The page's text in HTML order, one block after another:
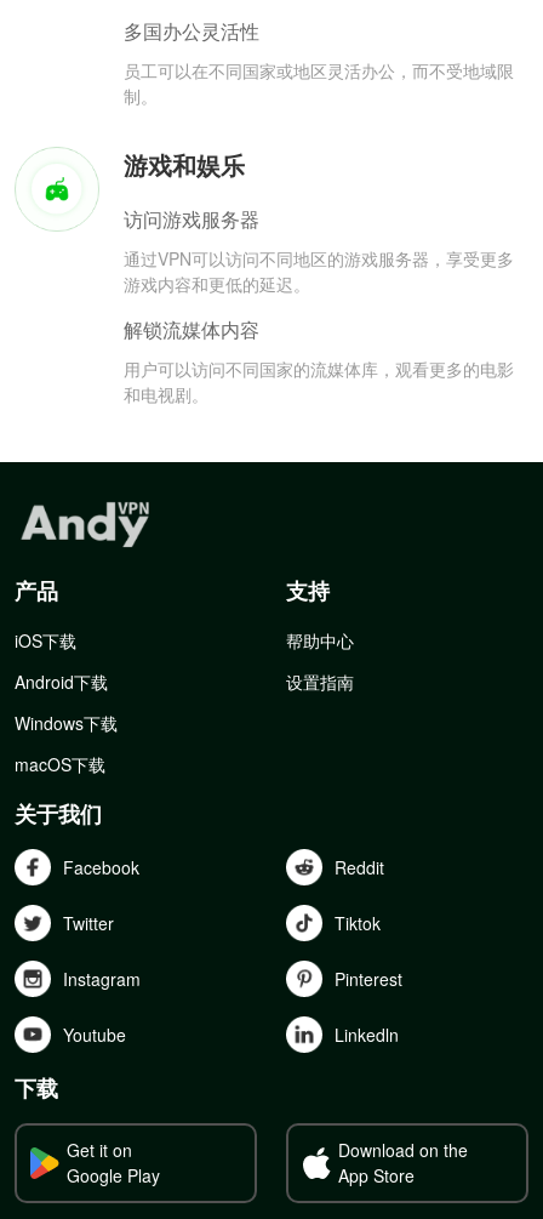
多国办公灵活性
员工可以在不同国家或地区灵活办公，而不受地域限
制。
游戏和娱乐
访问游戏服务器
通过VPN可以访问不同地区的游戏服务器，享受更多
游戏内容和更低的延迟。
解锁流媒体内容
用户可以访问不同国家的流媒体库，观看更多的电影
和电视剧。
产品
iOS下载
Android下载
Windows下载
macOS下载
支持
帮助中心
设置指南
关于我们
Facebook Reddit
Twitter Tiktok
Instagram Pinterest
Youtube Linkedln
下载
Get it on
Google Play
Download on the
App Store